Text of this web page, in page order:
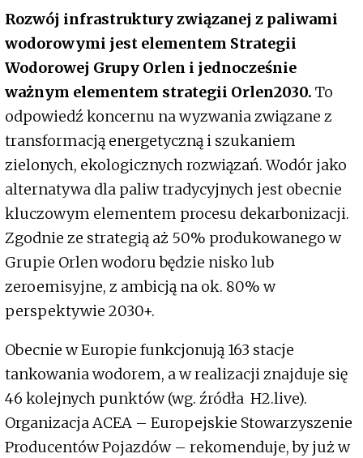
Rozwój infrastruktury związanej z paliwami
wodorowymi jest elementem Strategii
Wodorowej Grupy Orlen i jednocześnie
ważnym elementem strategii Orlen2030. To
odpowiedź koncernu na wyzwania związane z
transformacją energetyczną i szukaniem
zielonych, ekologicznych rozwiązań. Wodór jako
alternatywa dla paliw tradycyjnych jest obecnie
kluczowym elementem procesu dekarbonizacji.
Zgodnie ze strategią aż 50% produkowanego w
Grupie Orlen wodoru będzie nisko lub
zeroemisyjne, z ambicją na ok. 80% w
perspektywie 2030+.
Obecnie w Europie funkcjonują 163 stacje
tankowania wodorem, a w realizacji znajduje się
46 kolejnych punktów (wg. źródła H2.live).
Organizacja ACEA – Europejskie Stowarzyszenie
Producentów Pojazdów – rekomenduje, by już w